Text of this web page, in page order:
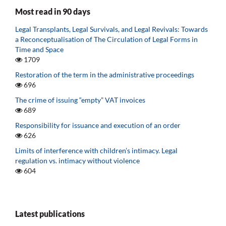
Most read in 90 days
Legal Transplants, Legal Survivals, and Legal Revivals: Towards
a Reconceptualisation of The Circulation of Legal Forms in
Time and Space
1709
Restoration of the term in the administrative proceedings
696
The crime of issuing “empty” VAT invoices
689
Responsibility for issuance and execution of an order
626
Limits of interference with children’s intimacy. Legal
regulation vs. intimacy without violence
604
Latest publications